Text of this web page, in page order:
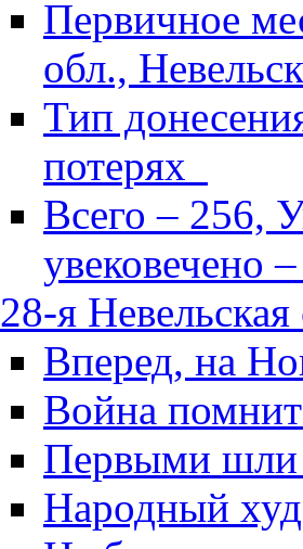
Первичное
обл.,
Тип
потерях
Всего – 256,
увековечено
28-я Невельская
Вперед, на
Война
Первыми шли
Народный